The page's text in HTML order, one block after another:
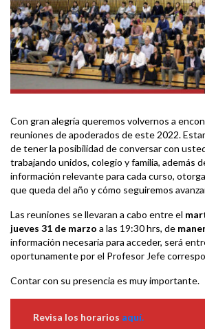
Con gran alegría queremos volvernos a
reuniones de apoderados de este 2022.
de tener la posibilidad de conversar con
trabajando unidos, colegio y familia, además
información relevante para cada curso,
que queda del año y cómo seguiremos
Las reuniones se llevaran a cabo entre el
jueves 31 de marzo a las 19:30 hrs, de
información necesaria para acceder, será
oportunamente por el Profesor Jefe
Contar con su presencia es muy importante.
Revisa los horarios aquí.